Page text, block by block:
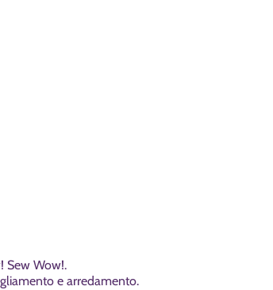
Sew Wow!.
e arredamento.